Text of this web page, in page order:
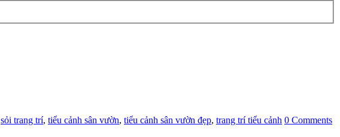
sỏi trang trí, tiểu cảnh sân vườn, tiểu cảnh sân vườn đẹp, trang trí tiểu cảnh 0 Comments